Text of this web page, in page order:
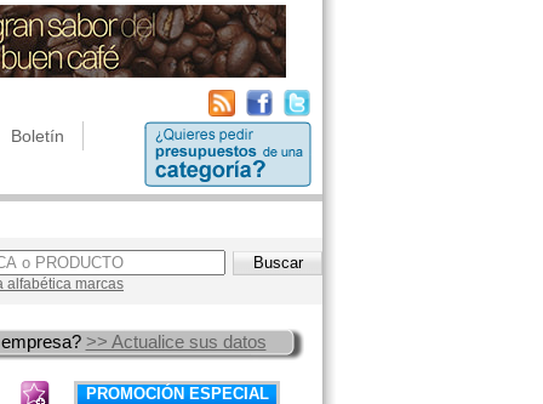
Boletín
alfabética marcas
>> Actualice sus datos
PROMOCIÓN ESPECIAL